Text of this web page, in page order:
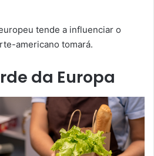
tende a influenciar o
americano tomará.
da Europa